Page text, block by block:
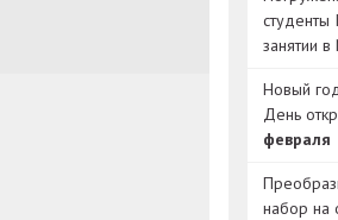
студенты
занятии в
Новый
День
февраля
набор на